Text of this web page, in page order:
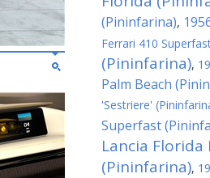
(Pininfarina),
Ferrari 410
(Pininfarina),
Palm Beach
'Sestriere'
Superfast
Lancia
(Pininfarina),